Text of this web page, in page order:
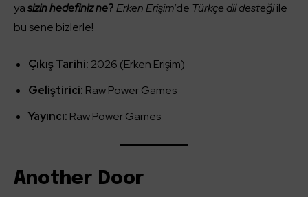
yasizin hedefiniz ne?Erken Erişim‘de Türkçe dil desteğiile
bu sene bizlerle!
Çıkış Tarihi: 2026 (Erken Erişim)
Geliştirici: Raw Power Games
Yayıncı: Raw Power Games
Another Door